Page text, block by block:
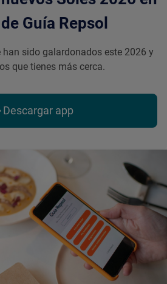
Guía Repsol
han sido galardonados este 2026 y
que tienes más cerca.
Descargar app